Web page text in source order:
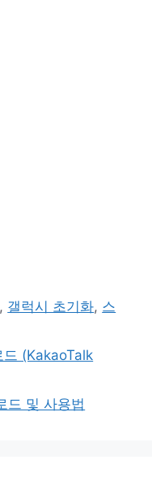
, 갤럭시 초기화, 스
드 (KakaoTalk
드 및 사용법